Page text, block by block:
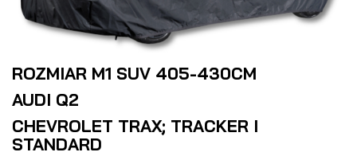
ROZMIAR M1 SUV 405-430CM
AUDI Q2
CHEVROLET TRAX; TRACKER I
STANDARD